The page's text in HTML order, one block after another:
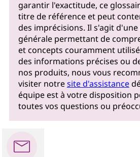
garantir l'exactitude, ce
titre de référence et peut
des imprécisions. Il s'agit
générale permettant de
et concepts couramment
des informations précises ou
nos produits, nous vous
visiter notresite d'assistance
équipe est à votre disposition
toutes vos questions ou